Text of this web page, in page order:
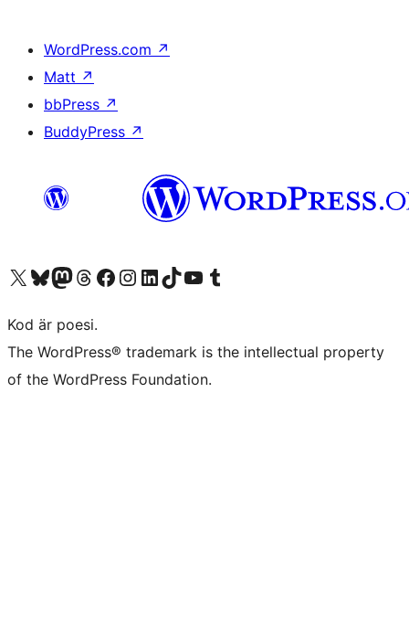
WordPress.com ↗
Matt ↗
bbPress ↗
BuddyPress ↗
Besök vår X-konto (f.d. Twitter)
Besök vårt Bluesky-konto
Besök vårt Mastodon-konto
Besök vårt Thread-konto
Besök vår Facebook-sidaBesök vårt Instagram-konto
Besök vårt LinkedIn-konto
Besök vårt TikTok-konto
Besök vår YouTube-kanalBesök vårt Tumblr-konto
Kod är poesi.
The WordPress® trademark is the intellectual property
of the WordPress Foundation.